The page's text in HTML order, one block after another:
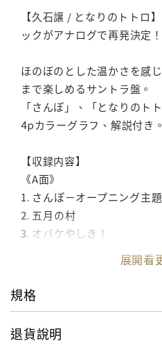
【久石譲 / となりのトトロ
ックがアナログで再発決定！
ほのぼのとした温かさを感
まで楽しめるサントラ盤。
「さんぽ」、「となりのト
4pカラーグラフ、解説付き。
【収録内容】
《A面》
1. さんぽ－オープニング主
2. 五月の村
3. オバケやしき！
6. こわくない
7. おみまいにいこう
9. 小さなオバケ
展開看
規格
退貨說明